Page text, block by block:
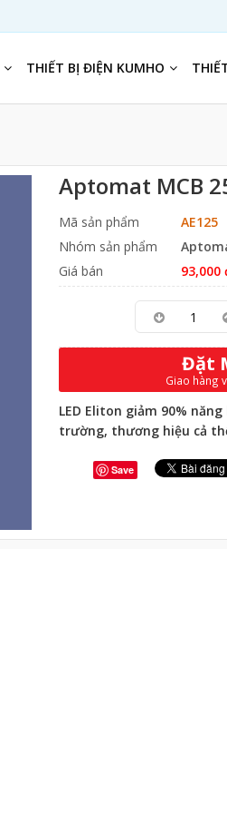
THIẾT BỊ ĐIỆN KUMHO
Aptomat MCB
Mã sản phẩm
AE125
Nhóm sản phẩm
Giá bán
93,000
Đặt
Giao hàng
LED Eliton giảm 90%
trường, thương hiệu cả
Save